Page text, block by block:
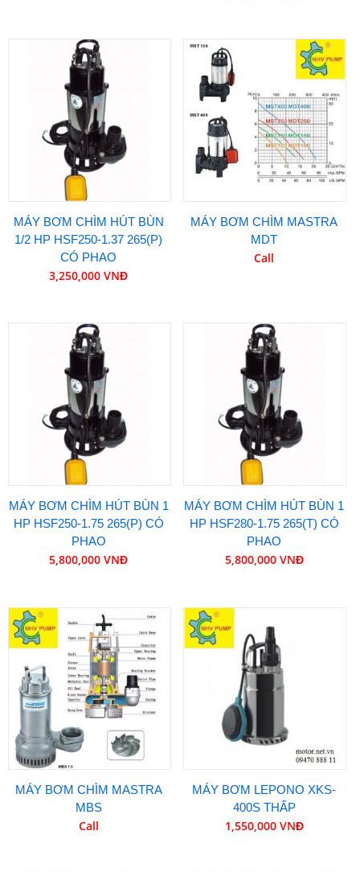
MÁY BƠM CHÌM HÚT BÙN
1/2 HP HSF250-1.37 265(P)
CÓ PHAO
3,250,000 VNĐ
MÁY BƠM CHÌM MASTRA
MDT
Call
MÁY BƠM CHÌM HÚT BÙN 1
HP HSF250-1.75 265(P) CÓ
PHAO
5,800,000 VNĐ
MÁY BƠM CHÌM HÚT BÙN 1
HP HSF280-1.75 265(T) CÓ
PHAO
5,800,000 VNĐ
MÁY BƠM CHÌM MASTRA
MBS
Call
MÁY BƠM LEPONO XKS-
400S THẤP
1,550,000 VNĐ